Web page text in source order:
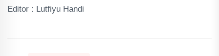
Editor : Lutfiyu Handi